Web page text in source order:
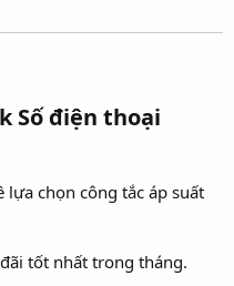
Số điện thoại
chọn công tắc áp suất
tốt nhất trong tháng.